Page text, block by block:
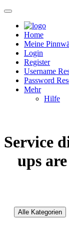
Home
Meine
Login
Register
Username
Password
Mehr
Hilfe
Service
ups
Alle Kategorien